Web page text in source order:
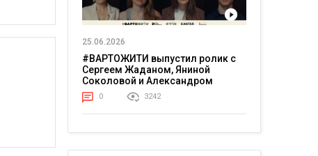
25.06.2026
#ВАРТОЖИТИ выпустил ролик с
Сергеем Жаданом, Яниной
Соколовой и Александром
Тереном о жизни в постоянном
напряжении
0 3242